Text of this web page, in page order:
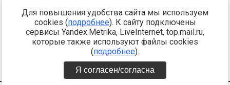
Арестантское уголовное единство, Башкорт, Нация и свобода, W.H.С., Фалунь
Дафа, Иртыш Ultras, Русский Патриотический клуб-Новокузнецк/РПК,
Сибирский державный союз, Фонд борьбы с коррупцией, Фонд защиты прав
граждан, Штабы Навального, Совет граждан СССР Прикубанского округа г.
Краснодара
https://minjust.gov.ru/ru/documents/7822/
Для повышения удобства сайта мы используем
cookies (подробнее). К сайту подключены
сервисы Yandex.Metrika, LiveInternet, top.mail.ru,
которые также используют файлы cookies
(подробнее).
Я согласен/согласна